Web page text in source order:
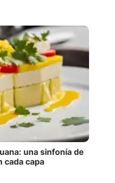
una sinfonía de
cada capa